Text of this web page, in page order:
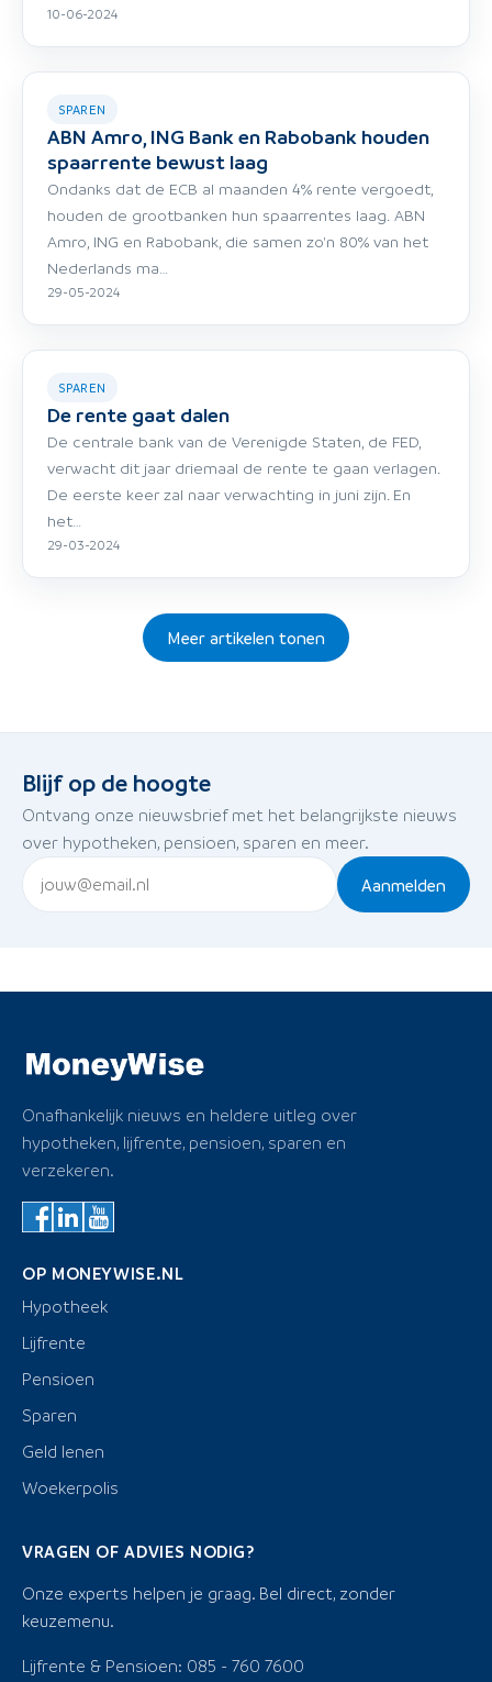
10-06-2024
SPAREN
ABN Amro, ING Bank en Rabobank houden
spaarrente bewust laag
Ondanks dat de ECB al maanden 4% rente vergoedt,
houden de grootbanken hun spaarrentes laag. ABN
Amro, ING en Rabobank, die samen zo'n 80% van het
Nederlands ma…
29-05-2024
SPAREN
De rente gaat dalen
De centrale bank van de Verenigde Staten, de FED,
verwacht dit jaar driemaal de rente te gaan verlagen.
De eerste keer zal naar verwachting in juni zijn. En
het…
29-03-2024
Meer artikelen tonen
Blijf op de hoogte
Ontvang onze nieuwsbrief met het belangrijkste nieuws
over hypotheken, pensioen, sparen en meer.
Aanmelden
Onafhankelijk nieuws en heldere uitleg over
hypotheken, lijfrente, pensioen, sparen en
verzekeren.
OP MONEYWISE.NL
Hypotheek
Lijfrente
Pensioen
Sparen
Geld lenen
Woekerpolis
VRAGEN OF ADVIES NODIG?
Onze experts helpen je graag. Bel direct, zonder
keuzemenu.
Lijfrente & Pensioen: 085 - 760 7600